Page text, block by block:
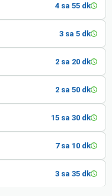
4 sa 55 dk
3 sa 5 dk
2 sa 20 dk
2 sa 50 dk
15 sa 30 dk
7 sa 10 dk
3 sa 35 dk